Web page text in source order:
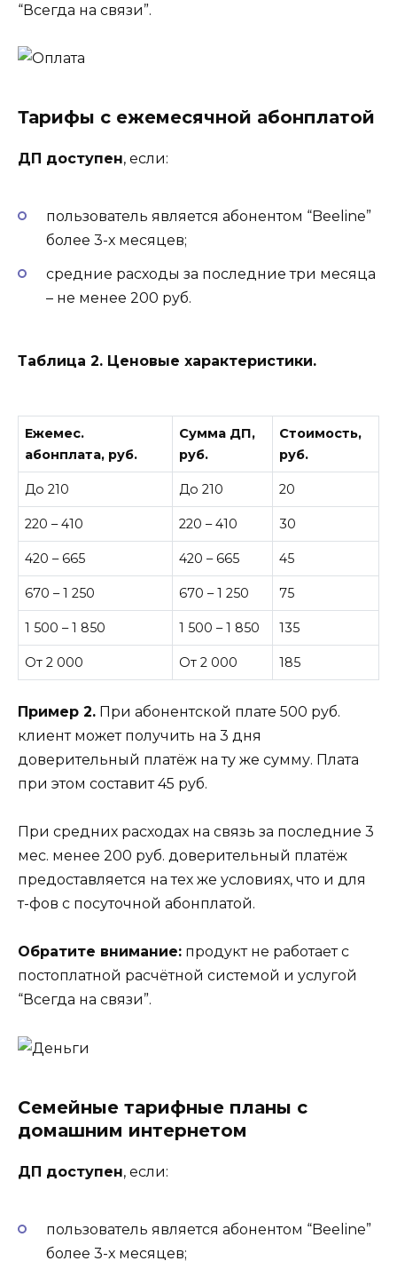
“Всегда на связи”.
Тарифы с ежемесячной абонплатой
ДП доступен, если:
пользователь является абонентом “Beeline”
более 3-х месяцев;
средние расходы за последние три месяца
– не менее 200 руб.
Таблица 2. Ценовые характеристики.
Ежемес.
абонплата, руб.
Сумма ДП,
руб.
Стоимость,
руб.
До 210 До 210 20
220 – 410 220 – 410 30
420 – 665 420 – 665 45
670 – 1 250 670 – 1 250 75
1 500 – 1 850 1 500 – 1 850 135
От 2 000 От 2 000 185
Пример 2. При абонентской плате 500 руб.
клиент может получить на 3 дня
доверительный платёж на ту же сумму. Плата
при этом составит 45 руб.
При средних расходах на связь за последние 3
мес. менее 200 руб. доверительный платёж
предоставляется на тех же условиях, что и для
т-фов с посуточной абонплатой.
Обратите внимание: продукт не работает с
постоплатной расчётной системой и услугой
“Всегда на связи”.
Семейные тарифные планы с
домашним интернетом
ДП доступен, если:
пользователь является абонентом “Beeline”
более 3-х месяцев;